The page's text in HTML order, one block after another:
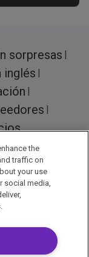
sorpresas
inglés
de
the
traffic on
your use
social media,